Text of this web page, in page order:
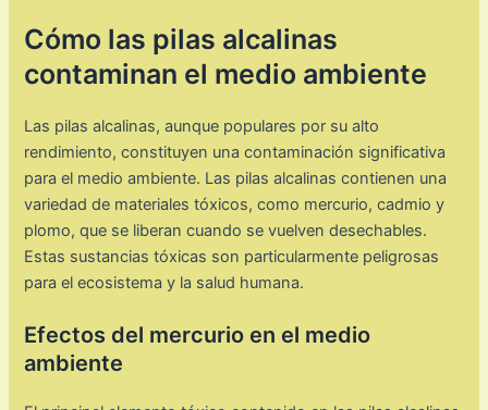
Cómo las pilas alcalinas
contaminan el medio ambiente
Las pilas alcalinas, aunque populares por su alto
rendimiento, constituyen una contaminación significativa
para el medio ambiente. Las pilas alcalinas contienen una
variedad de materiales tóxicos, como mercurio, cadmio y
plomo, que se liberan cuando se vuelven desechables.
Estas sustancias tóxicas son particularmente peligrosas
para el ecosistema y la salud humana.
Efectos del mercurio en el medio
ambiente